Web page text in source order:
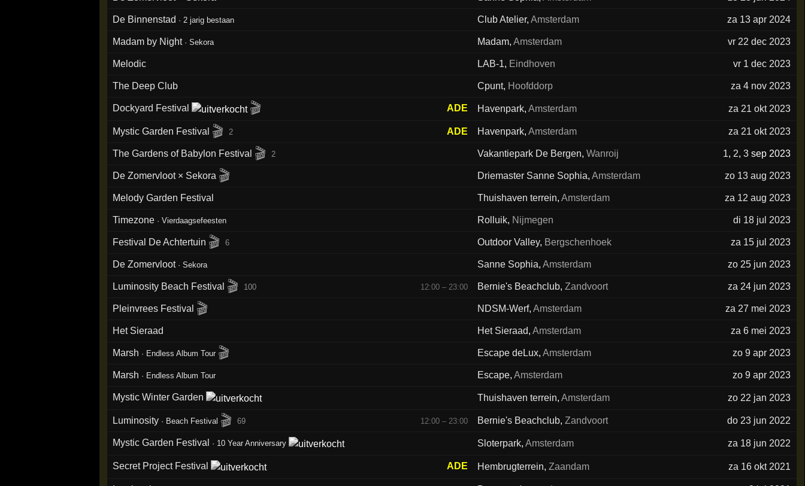
De Binnenstad · 2 jarig bestaan Club Atelier,Amsterdam za 13 apr 2024
Madam by Night ·Sekora Madam,Amsterdam vr 22 dec 2023
Melodic LAB-1, Eindhoven vr 1 dec 2023
The Deep Club Cpunt, Hoofddorp za 4 nov 2023
Dockyard Festival 🎬 ADE Havenpark,Amsterdam za 21 okt 2023
Mystic Garden Festival 🎬 2 ADE Havenpark,Amsterdam za 21 okt 2023
The Gardens of Babylon Festival 🎬 2 Vakantiepark De Bergen,Wanroij 1, 2,3 sep 2023
De Zomervloot × Sekora 🎬 Driemaster Sanne Sophia,Amsterdam zo 13 aug 2023
Melody Garden Festival Thuishaven terrein,Amsterdam za 12 aug 2023
Timezone ·Vierdaagsefeesten Rolluik, Nijmegen di 18 jul 2023
Festival De Achtertuin 🎬 6 Outdoor Valley, Bergschenhoek za 15 jul 2023
De Zomervloot ·Sekora Sanne Sophia,Amsterdam zo 25 jun 2023
Luminosity Beach Festival 🎬 100 12:00 – 23:00 Bernie's Beachclub,Zandvoort za 24 jun 2023
Pleinvrees Festival 🎬 NDSM-Werf,Amsterdam za 27 mei 2023
Het Sieraad Het Sieraad,Amsterdam za 6 mei 2023
Marsh · Endless Album Tour 🎬 Escape deLux,Amsterdam zo 9 apr 2023
Marsh · Endless Album Tour Escape,Amsterdam zo 9 apr 2023
Mystic Winter Garden Thuishaven terrein,Amsterdam zo 22 jan 2023
Luminosity · Beach Festival 🎬 69 12:00 – 23:00 Bernie's Beachclub,Zandvoort do 23 jun 2022
Mystic Garden Festival · 10 Year Anniversary Sloterpark,Amsterdam za 18 jun 2022
Secret Project Festival ADE Hembrugterrein,Zaandam za 16 okt 2021